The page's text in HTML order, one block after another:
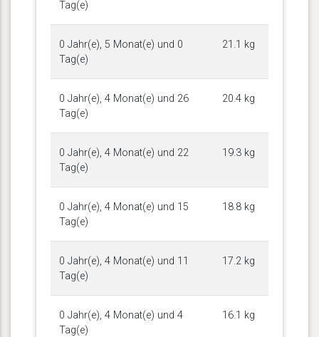
Tag(e)
0 Jahr(e), 5 Monat(e) und 0
Tag(e)
21.1 kg
0 Jahr(e), 4 Monat(e) und 26
Tag(e)
20.4 kg
0 Jahr(e), 4 Monat(e) und 22
Tag(e)
19.3 kg
0 Jahr(e), 4 Monat(e) und 15
Tag(e)
18.8 kg
0 Jahr(e), 4 Monat(e) und 11
Tag(e)
17.2 kg
0 Jahr(e), 4 Monat(e) und 4
Tag(e)
16.1 kg